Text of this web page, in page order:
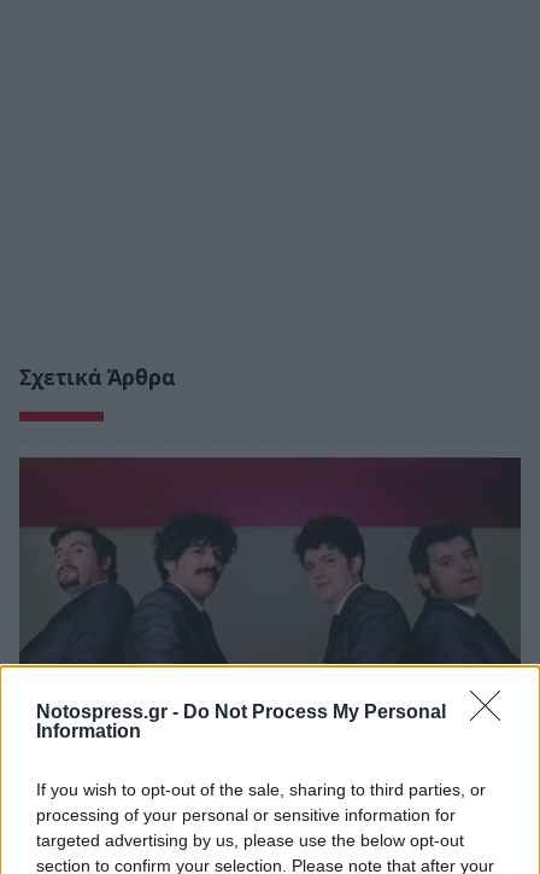
Notospress.gr - Do Not Process My Personal
Information
If you wish to opt-out of the sale, sharing to third parties, or
processing of your personal or sensitive information for
targeted advertising by us, please use the below opt-out
section to confirm your selection. Please note that after your
Σχετικά Άρθρα
Σπάρτη: Οι Hermaphrodite's Child στο Retro
Music Bar
20/06/2026 11:53